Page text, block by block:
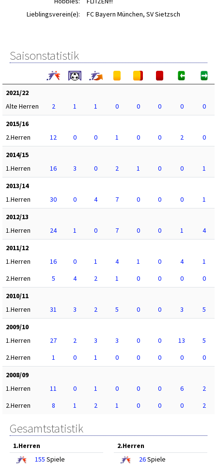
Lieblingsverein(e):
FC Bayern München, SV Sietzsch
Saisonstatistik
2021/22
Alte Herren
2 1 1 0 0 0 0
0
2015/16
2.Herren
12 0 0 1 0 0 2
0
2014/15
1.Herren
16 3 0 2 1 0 0
1
2013/14
1.Herren
30 0 4 7 0 0 0
1
2012/13
1.Herren
24 1 0 7 0 0 1
4
2011/12
1.Herren
16 0 1 4 1 0 4
1
2.Herren
5 4 2 1 0 0 0
0
2010/11
1.Herren
31 3 2 5 0 0 3
5
2009/10
1.Herren
27 2 3 3 0 0 13
5
2.Herren
1 0 1 0 0 0 0
0
2008/09
1.Herren
11 0 1 0 0 0 6
2
2.Herren
8 1 2 1 0 0 0 2
Gesamtstatistik
1.Herren
155 Spiele
2.Herren
26Spiele